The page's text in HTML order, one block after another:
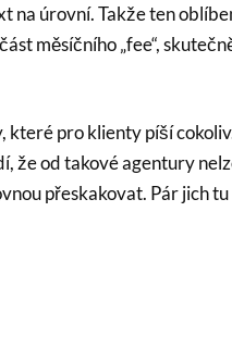
na úrovní. Takže ten
měsíčního „fee“,
které pro klienty píší
že od takové agentury
přeskakovat. Pár jich